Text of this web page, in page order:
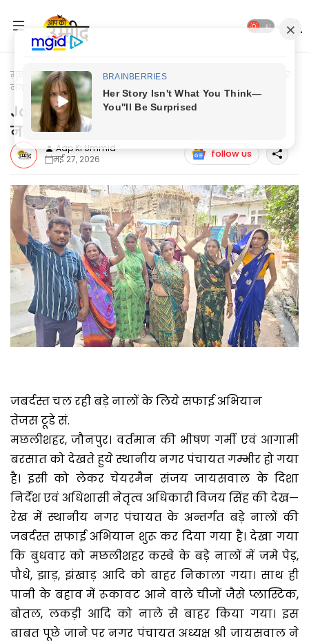
मुख्यपृष्ठ Jaunpur News
Jaunpur News: आगामी बारिश को लेकर
नगर पंचायत मछलीशहर गम्भीर
Jaunpur News: आगामी बारिश को लेकर
नगर पंचायत मछलीशहर गम्भीर
Aap Ki Ummid
मई 27, 2026
follow us
जबर्दस्त चल रही बड़े नालों के लिये सफाई अभियान
तेजस टूडे सं.
मछलीशहर, जौनपुर। वर्तमान की भीषण गर्मी एवं आगामी
बरसात को देखते हुये स्थानीय नगर पंचायत गम्भीर हो गया
है। इसी को लेकर चेयरमैन संजय जायसवाल के दिशा
निर्देश एवं अधिशासी नेतृत्व अधिकारी विजय सिंह की देख—
रेख में स्थानीय नगर पंचायत के अन्तर्गत बड़े नालों की
जबर्दस्त सफाई अभियान शुरू कर दिया गया है। देखा गया
कि बुधवार को मछलीशहर कस्बे के बड़े नालों में जमे पेड़,
पौधे, झाड़, झंखाड़ आदि को बाहर निकाला गया। साथ ही
पानी के बहाव में रूकावट आने वाले चीजों जैसे प्लास्टिक,
बोतल, लकड़ी आदि को नाले से बाहर किया गया। इस
बाबत पूछे जाने पर नगर पंचायत अध्यक्ष श्री जायसवाल ने